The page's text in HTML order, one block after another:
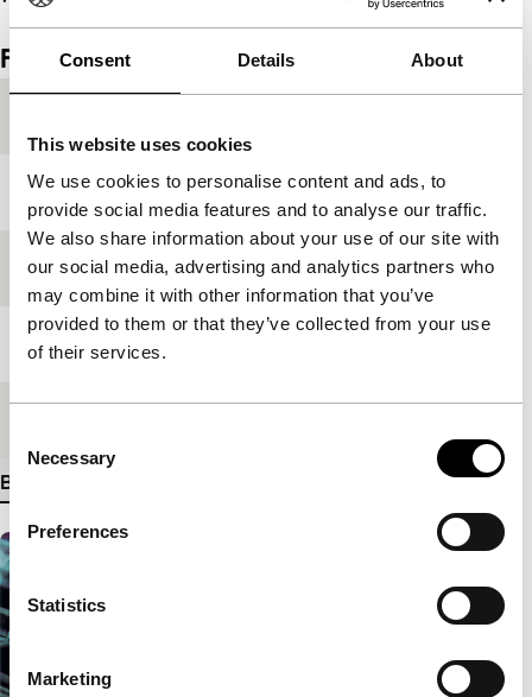
Consent Details About
This website uses cookies
We use cookies to personalise content and ads, to
provide social media features and to analyse our traffic.
We also share information about your use of our site with
our social media, advertising and analytics partners who
may combine it with other information that you’ve
provided to them or that they’ve collected from your use
of their services.
Selection
Necessary
Preferences
Statistics
Marketing
Film details
Jaar 1999
Festivaleditie IFFR 2000
Lengte
Bekijk meer details